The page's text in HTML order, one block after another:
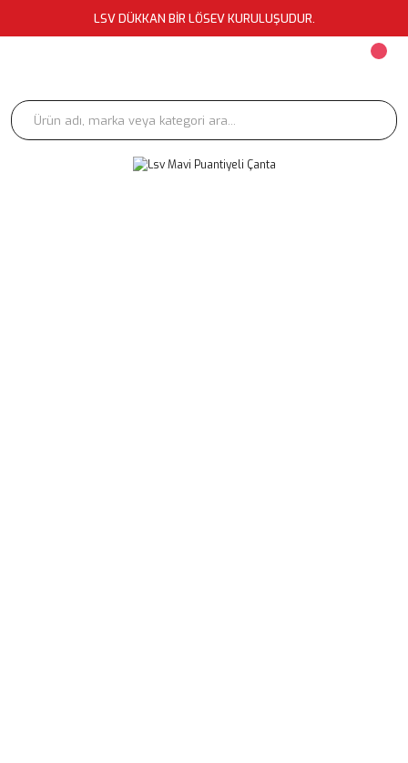
LSV DÜKKAN BİR LÖSEV KURULUŞUDUR.